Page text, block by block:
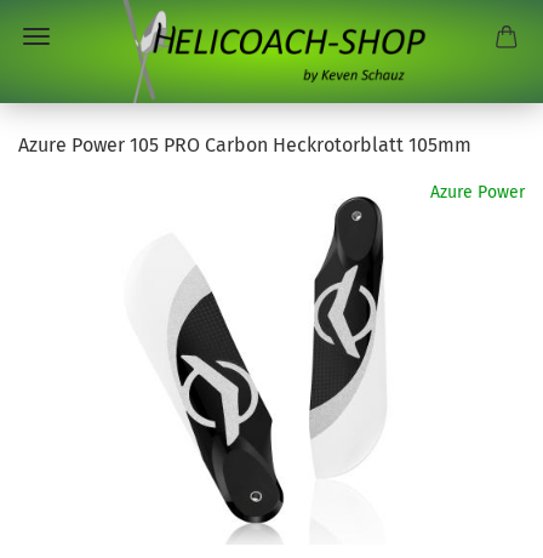
Azure Power 105 PRO Carbon Heckrotorblatt 105mm
Azure Power